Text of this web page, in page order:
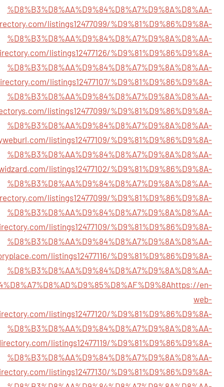
%D8%B3%D8%AA%D9%84%D8%A7%D9%8A%D8%AA-
listings12477099/%D9%81%D9%86%D9%8A-
%D8%B3%D8%AA%D9%84%D8%A7%D9%8A%D8%AA-
listings12477126/%D9%81%D9%86%D9%8A-
%D8%B3%D8%AA%D9%84%D8%A7%D9%8A%D8%AA-
listings12477107/%D9%81%D9%86%D9%8A-
%D8%B3%D8%AA%D9%84%D8%A7%D9%8A%D8%AA-
listings12477099/%D9%81%D9%86%D9%8A-
%D8%B3%D8%AA%D9%84%D8%A7%D9%8A%D8%AA-
listings12477109/%D9%81%D9%86%D9%8A-
%D8%B3%D8%AA%D9%84%D8%A7%D9%8A%D8%AA-
listings12477102/%D9%81%D9%86%D9%8A-
%D8%B3%D8%AA%D9%84%D8%A7%D9%8A%D8%AA-
listings12477099/%D9%81%D9%86%D9%8A-
%D8%B3%D8%AA%D9%84%D8%A7%D9%8A%D8%AA-
listings12477109/%D9%81%D9%86%D9%8A-
%D8%B3%D8%AA%D9%84%D8%A7%D9%8A%D8%AA-
listings12477116/%D9%81%D9%86%D9%8A-
%D8%B3%D8%AA%D9%84%D8%A7%D9%8A%D8%AA-
https://en-
web-
listings12477120/%D9%81%D9%86%D9%8A-
%D8%B3%D8%AA%D9%84%D8%A7%D9%8A%D8%AA-
listings12477119/%D9%81%D9%86%D9%8A-
%D8%B3%D8%AA%D9%84%D8%A7%D9%8A%D8%AA-
listings12477130/%D9%81%D9%86%D9%8A-